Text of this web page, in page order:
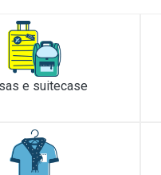
e suitecase